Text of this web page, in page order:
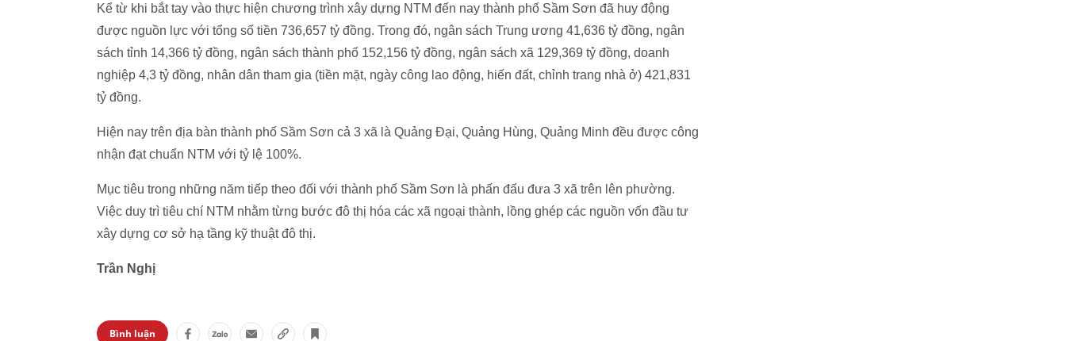
Kể từ khi bắt tay vào thực hiện chương trình xây dựng NTM đến nay thành phố Sầm Sơn đã huy động
được nguồn lực với tổng số tiền 736,657 tỷ đồng. Trong đó, ngân sách Trung ương 41,636 tỷ đồng, ngân
sách tỉnh 14,366 tỷ đồng, ngân sách thành phố 152,156 tỷ đồng, ngân sách xã 129,369 tỷ đồng, doanh
nghiệp 4,3 tỷ đồng, nhân dân tham gia (tiền mặt, ngày công lao động, hiến đất, chỉnh trang nhà ở) 421,831
tỷ đồng.
Hiện nay trên địa bàn thành phố Sầm Sơn cả 3 xã là Quảng Đại, Quảng Hùng, Quảng Minh đều được công
nhận đạt chuẩn NTM với tỷ lệ 100%.
Mục tiêu trong những năm tiếp theo đối với thành phố Sầm Sơn là phấn đấu đưa 3 xã trên lên phường.
Việc duy trì tiêu chí NTM nhằm từng bước đô thị hóa các xã ngoại thành, lồng ghép các nguồn vốn đầu tư
xây dựng cơ sở hạ tầng kỹ thuật đô thị.
Trần Nghị
Bình luận